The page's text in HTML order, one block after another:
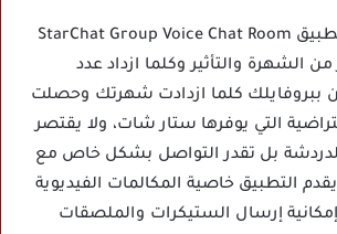
خلال استخدامك لتطبيق StarChat Group Voice Chat Room
الشهرة والتأثير وكلما ازداد عدد
ببروفايلك كلما ازدادت شهرتك وحصلت
التي يوفرها ستار شات، ولا يقتصر
بل تقدر التواصل بشكل خاص مع
التطبيق خاصية المكالمات الفيديوية
إرسال الستيكرات والملصقات